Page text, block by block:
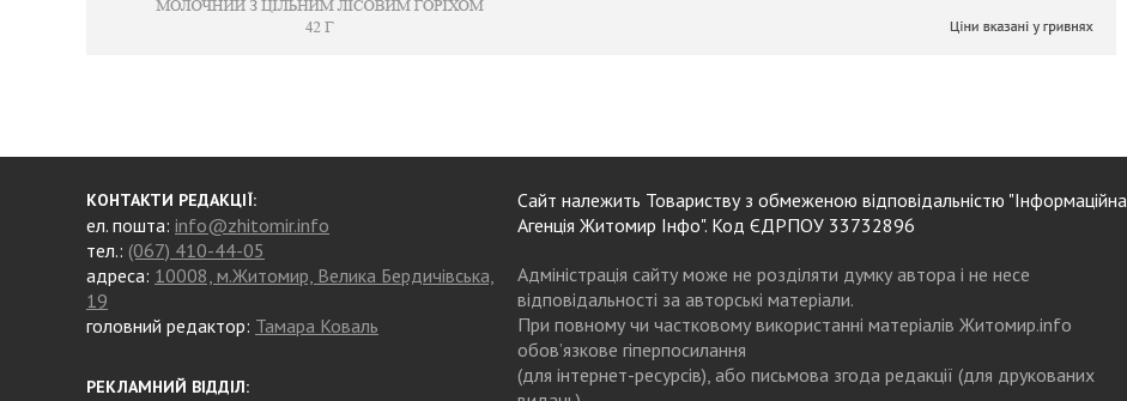
КОНТАКТИ РЕДАКЦІЇ:
ел. пошта: info@zhitomir.info
тел.: (067) 410-44-05
адреса: 10008, м.Житомир, Велика Бердичівська,
19
головний редактор: Тамара Коваль
РЕКЛАМНИЙ ВІДДІЛ:
Сайт належить Товариству з обмеженою відповідальністю "Інформаційна
Агенція Житомир Інфо". Код ЄДРПОУ 33732896
Адміністрація сайту може не розділяти думку автора і не несе
відповідальності за авторські матеріали.
При повному чи частковому використанні матеріалів Житомир.info
обов’язкове гіперпосилання
(для інтернет-ресурсів), або письмова згода редакції (для друкованих